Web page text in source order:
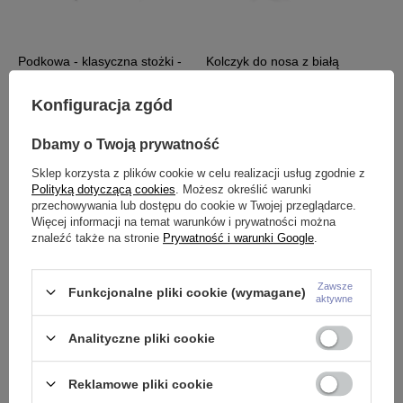
Podkowa - klasyczna stożki -
5,99 zł-6,99 zł
Kolczyk do nosa z białą
Potrzebujesz pomocy? Masz pytania?
Zadaj pytanie a my odpowiemy
niezwłocznie, najciekawsze
dla innych.
ZADAJ PYTANIE
Opinie o Banan - stożki srebrny - B-
002
Konfiguracja zgód
Dbamy o Twoją prywatność
Sklep korzysta z plików cookie w celu realizacji usług zgodnie z
Polityką dotyczącą cookies . Możesz określić warunki
przechowywania lub dostępu do cookie w Twojej przeglądarce.
Więcej informacji na temat warunków i prywatności można
znaleźć także na stronie Prywatność i warunki Google
Funkcjonalne pliki cookie (wymagane)
Zawsze
aktywne
Analityczne pliki cookie
Reklamowe pliki cookie